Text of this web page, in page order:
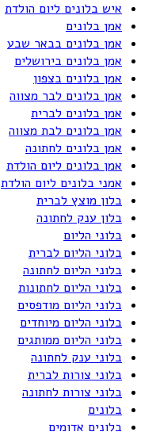
איש בלונים ליום הולדת
אמן בלונים
אמן בלונים בבאר שבע
אמן בלונים בירושלים
אמן בלונים בצפון
אמן בלונים לבר מצווה
אמן בלונים לברית
אמן בלונים לבת מצווה
אמן בלונים לחתונה
אמן בלונים ליום הולדת
אמני בלונים ליום הולדת
בלון מוצץ לברית
בלון ענק לחתונה
בלוני הליום
בלוני הליום לברית
בלוני הליום לחתונה
בלוני הליום לחתונות
בלוני הליום מודפסים
בלוני הליום מיוחדים
בלוני הליום ממותגים
בלוני ענק לחתונה
בלוני צורות לברית
בלוני צורות לחתונה
בלונים
בלונים אדומים